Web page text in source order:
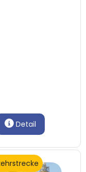
Detail